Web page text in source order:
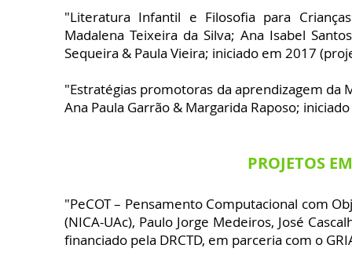
"Literatura Infantil e Filosofia para
Madalena Teixeira da Silva; Ana Isabel
Sequeira & Paula Vieira; iniciado em 2017
"Estratégias promotoras da aprendizagem da
Ana Paula Garrão & Margarida Raposo;
PROJETOS
"PeCOT – Pensamento Computacional com
(NICA-UAc), Paulo Jorge Medeiros, José
financiado pela DRCTD, em parceria com o